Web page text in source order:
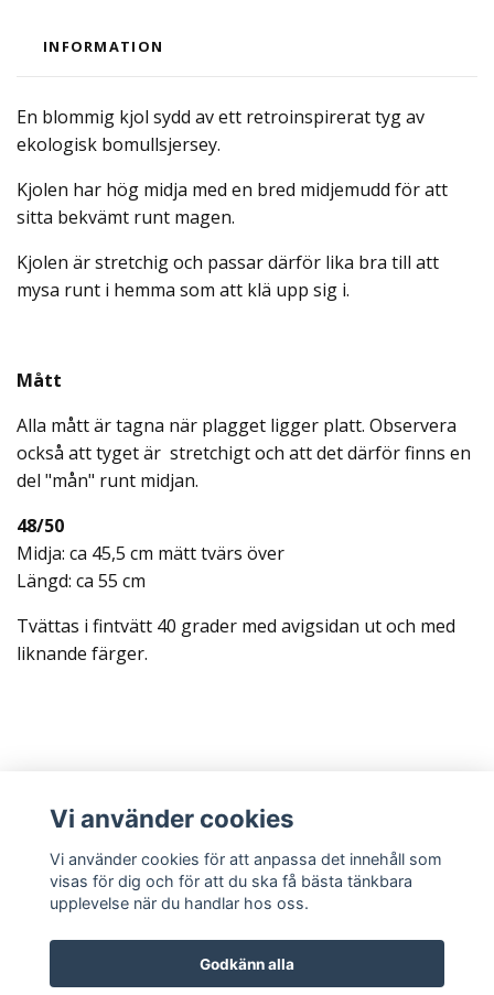
INFORMATION
En blommig kjol sydd av ett retroinspirerat tyg av
ekologisk bomullsjersey.
Kjolen har hög midja med en bred midjemudd för att
sitta bekvämt runt magen.
Kjolen är stretchig och passar därför lika bra till att
mysa runt i hemma som att klä upp sig i.
Mått
Alla mått är tagna när plagget ligger platt. Observera
också att tyget är stretchigt och att det därför finns en
del "mån" runt midjan.
48/50
Midja: ca 45,5 cm mätt tvärs över
Längd: ca 55 cm
Tvättas i fintvätt 40 grader med avigsidan ut och med
liknande färger.
Sociala medier
Vi använder cookies
Vi använder cookies för att anpassa det innehåll som
visas för dig och för att du ska få bästa tänkbara
upplevelse när du handlar hos oss.
Godkänn alla